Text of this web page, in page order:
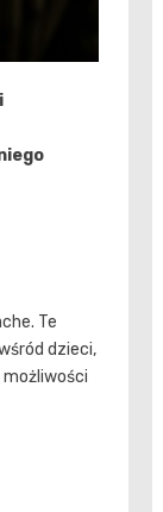
Te
dzieci,
możliwości